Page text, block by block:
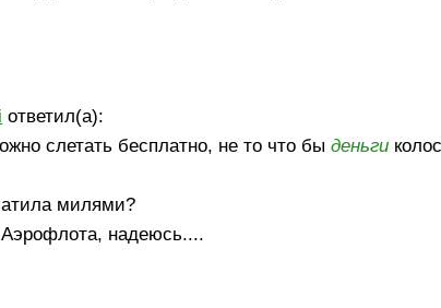
ответил(а):
слетать бесплатно, не то что быденьги
милями?
Аэрофлота, надеюсь....